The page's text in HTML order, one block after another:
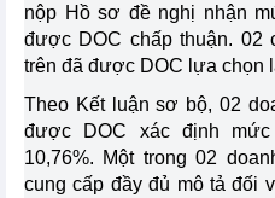
nộp Hồ sơ đề nghị nhận
được DOC chấp thuận. 02
trên đã được DOC lựa chọn
Theo Kết luận sơ bộ, 02
được DOC xác định
10,76%. Một trong 02
cung cấp đầy đủ mô tả đối